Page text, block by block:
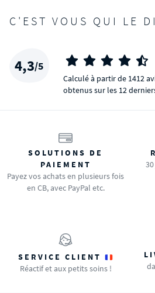
C'EST VOUS QUI LE
4,3/5
Calculé à partir de 1412
obtenus sur les 12
SOLUTIONS DE
PAIEMENT
Payez vos achats en plusieurs fois
en CB, avec PayPal etc.
SERVICE CLIENT
Réactif et aux petits soins !